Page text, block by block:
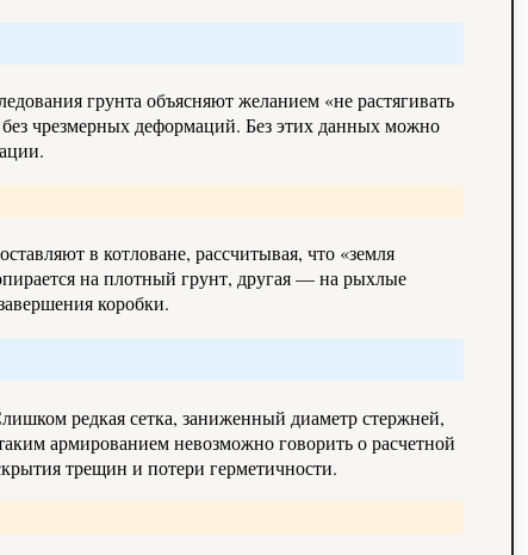
грунта объясняют желанием «не растягивать
чрезмерных деформаций. Без этих данных можно
в котловане, рассчитывая, что «земля
на плотный грунт, другая — на рыхлые
коробки.
редкая сетка, заниженный диаметр стержней,
армированием невозможно говорить о расчетной
трещин и потери герметичности.